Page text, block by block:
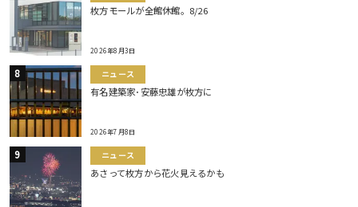
枚方モールが全館休館。8/26
2026年8月3日
ニュース
有名建築家･安藤忠雄が枚方に
2026年7月8日
ニュース
あさって枚方から花火見えるかも